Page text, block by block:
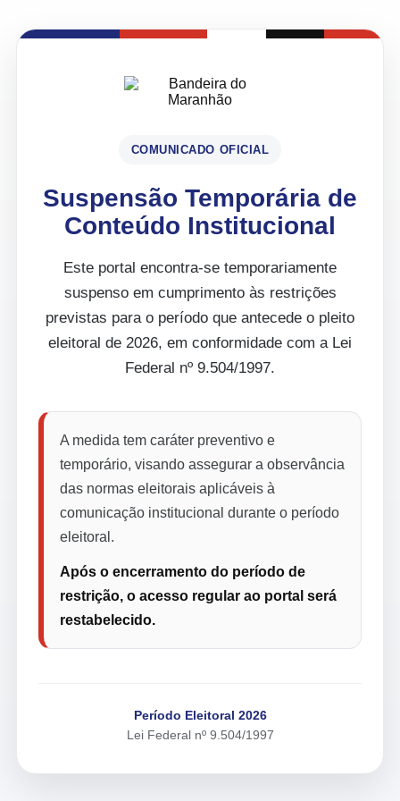
COMUNICADO OFICIAL
Suspensão Temporária de
Conteúdo Institucional
Este portal encontra-se temporariamente
suspenso em cumprimento às restrições
previstas para o período que antecede o pleito
eleitoral de 2026, em conformidade com a Lei
Federal nº 9.504/1997.
A medida tem caráter preventivo e
temporário, visando assegurar a observância
das normas eleitorais aplicáveis à
comunicação institucional durante o período
eleitoral.
Após o encerramento do período de
restrição, o acesso regular ao portal será
restabelecido.
Período Eleitoral 2026
Lei Federal nº 9.504/1997